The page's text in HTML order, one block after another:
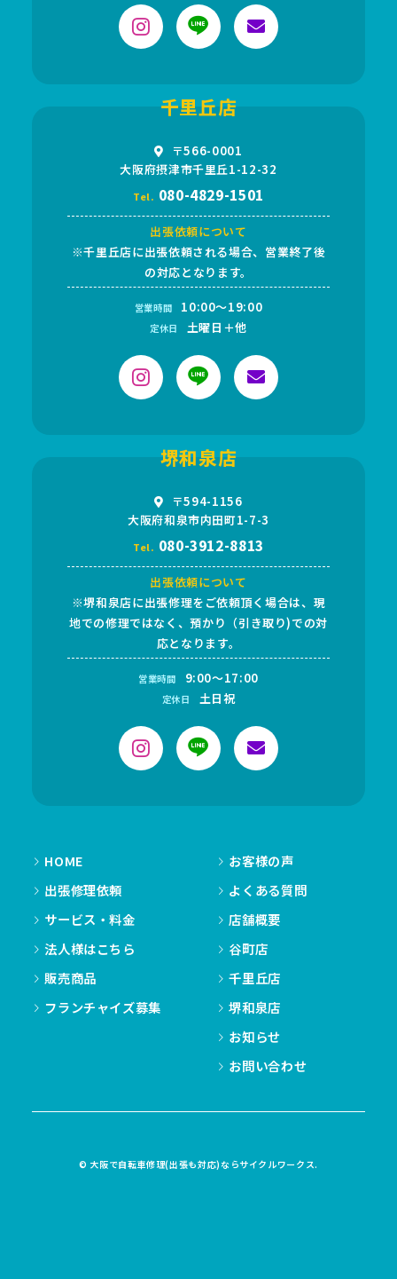
千里丘店
〒566-0001
大阪府摂津市千里丘1-12-32
Tel. 080-4829-1501
出張依頼について
※千里丘店に出張依頼される場合、営業終了後
の対応となります。
営業時間 10:00～19:00
定休日 土曜日＋他
堺和泉店
〒594-1156
大阪府和泉市内田町1-7-3
Tel. 080-3912-8813
出張依頼について
※堺和泉店に出張修理をご依頼頂く場合は、現
地での修理ではなく、預かり（引き取り)での対
応となります。
営業時間 9:00～17:00
定休日 土日祝
HOME
出張修理依頼
サービス・料金
法人様はこちら
販売商品
フランチャイズ募集
お客様の声
よくある質問
店舗概要
谷町店
千里丘店
堺和泉店
お知らせ
お問い合わせ
© 大阪で自転車修理(出張も対応)ならサイクルワークス.